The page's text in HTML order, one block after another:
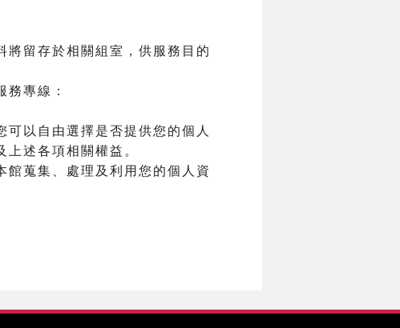
將留存於相關組室，供服務目的
專線：
以自由選擇是否提供您的個人
述各項相關權益。
館蒐集、處理及利用您的個人資